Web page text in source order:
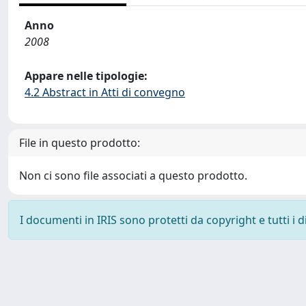
Anno
2008
Appare nelle tipologie:
4.2 Abstract in Atti di convegno
File in questo prodotto:
Non ci sono file associati a questo prodotto.
I documenti in IRIS sono protetti da copyright e tutti i